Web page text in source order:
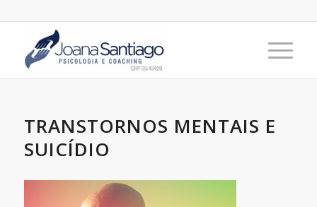
TRANSTORNOS MENTAIS E
SUICÍDIO